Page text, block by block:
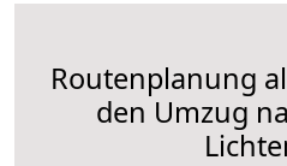
Routenplanung
den Umzug